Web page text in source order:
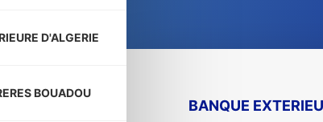
D'ALGERIE
BOUADOU
BANQUE